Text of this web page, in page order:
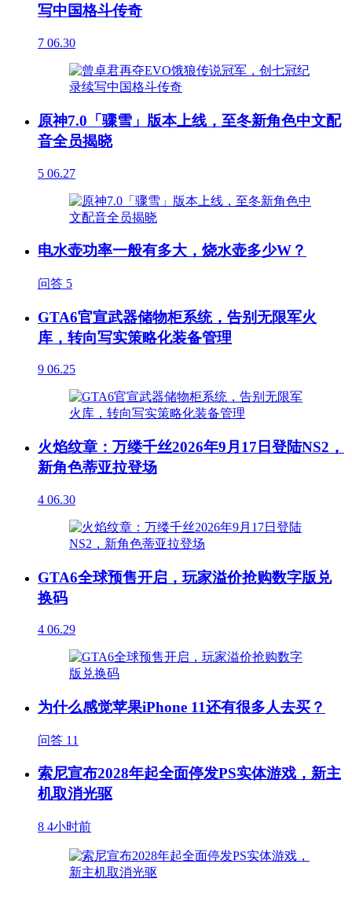
写中国格斗传奇
7 06.30
原神7.0「骤雪」版本上线，至冬新角色中文配
音全员揭晓
5 06.27
电水壶功率一般有多大，烧水壶多少W？
问答 5
GTA6官宣武器储物柜系统，告别无限军火
库，转向写实策略化装备管理
9 06.25
火焰纹章：万缕千丝2026年9月17日登陆NS2，
新角色蒂亚拉登场
4 06.30
GTA6全球预售开启，玩家溢价抢购数字版兑
换码
4 06.29
为什么感觉苹果iPhone 11还有很多人去买？
问答 11
索尼宣布2028年起全面停发PS实体游戏，新主
机取消光驱
8 4小时前